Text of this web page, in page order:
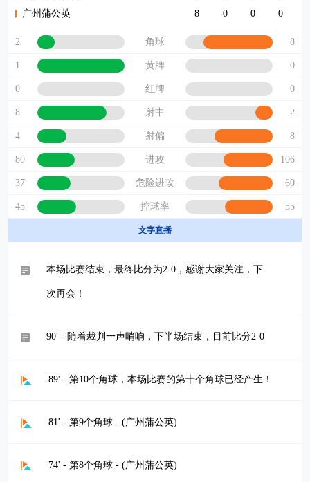
广州蒲公英
8 0 0 0
2 角球 8
1 黄牌 0
0 红牌 0
8 射中 2
4 射偏 8
80 进攻 106
37 危险进攻 60
45 控球率 55
文字直播
本场比赛结束，最终比分为2-0，感谢大家关注，下
次再会！
90' - 随着裁判一声哨响，下半场结束，目前比分2-0
89' - 第10个角球，本场比赛的第十个角球已经产生！
81' - 第9个角球 - (广州蒲公英)
74' - 第8个角球 - (广州蒲公英)